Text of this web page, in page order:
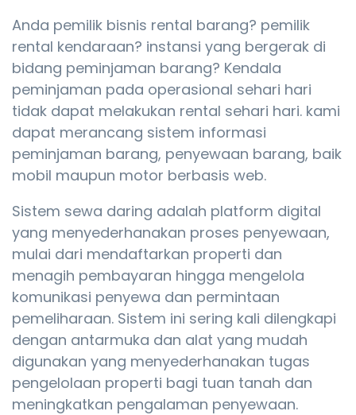
Anda pemilik bisnis rental barang? pemilik
rental kendaraan? instansi yang bergerak di
bidang peminjaman barang? Kendala
peminjaman pada operasional sehari hari
tidak dapat melakukan rental sehari hari. kami
dapat merancang sistem informasi
peminjaman barang, penyewaan barang, baik
mobil maupun motor berbasis web.
Sistem sewa daring adalah platform digital
yang menyederhanakan proses penyewaan,
mulai dari mendaftarkan properti dan
menagih pembayaran hingga mengelola
komunikasi penyewa dan permintaan
pemeliharaan. Sistem ini sering kali dilengkapi
dengan antarmuka dan alat yang mudah
digunakan yang menyederhanakan tugas
pengelolaan properti bagi tuan tanah dan
meningkatkan pengalaman penyewaan.